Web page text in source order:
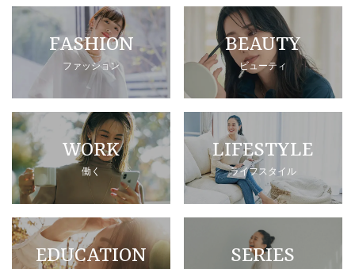
FASHION
ファッション
BEAUTY
ビューティ
WORK
働く
LIFESTYLE
ライフスタイル
EDUCATION SERIES